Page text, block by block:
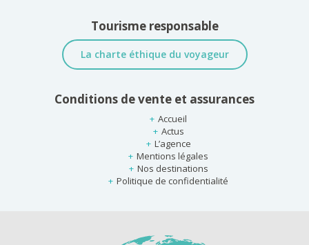
Tourisme responsable
La charte éthique du voyageur
Conditions de vente et assurances
Accueil
Actus
L’agence
Mentions légales
Nos destinations
Politique de confidentialité